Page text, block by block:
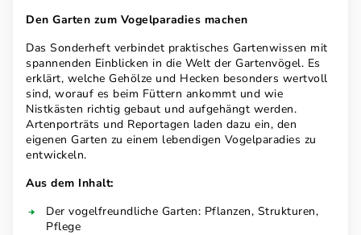
Den Garten zum Vogelparadies machen
Das Sonderheft verbindet praktisches Gartenwissen mit
spannenden Einblicken in die Welt der Gartenvögel. Es
erklärt, welche Gehölze und Hecken besonders wertvoll
sind, worauf es beim Füttern ankommt und wie
Nistkästen richtig gebaut und aufgehängt werden.
Artenporträts und Reportagen laden dazu ein, den
eigenen Garten zu einem lebendigen Vogelparadies zu
entwickeln.
Aus dem Inhalt:
Der vogelfreundliche Garten: Pflanzen, Strukturen,
Pflege